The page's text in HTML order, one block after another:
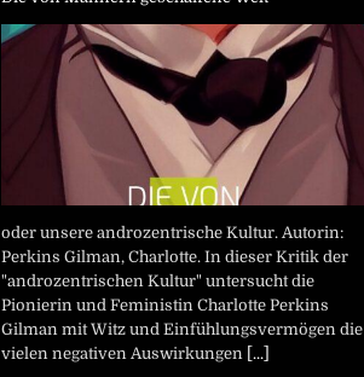
oder unsere androzentrische Kultur. Autorin:
Perkins Gilman, Charlotte. In dieser Kritik der
"androzentrischen Kultur" untersucht die
Pionierin und Feministin Charlotte Perkins
Gilman mit Witz und Einfühlungsvermögen die
vielen negativen Auswirkungen [...]